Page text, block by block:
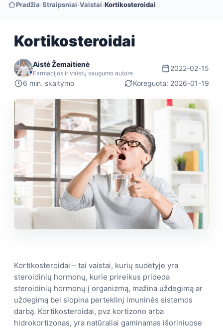
Pradžia›Straipsniai›Vaistai›Kortikosteroidai
Kortikosteroidai
Aistė Žemaitienė
Farmacijos ir vaistų saugumo autorė
2022-02-15
6 min. skaitymo
Koreguota: 2026-01-19
Kortikosteroidai – tai vaistai, kurių sudėtyje yra
steroidinių hormonų, kurie prireikus prideda
steroidinių hormonų į organizmą, mažina uždegimą ar
uždegimą bei slopina perteklinį imuninės sistemos
darbą. Kortikosteroidai, pvz kortizono arba
hidrokortizonas, yra natūraliai gaminamas išoriniuose